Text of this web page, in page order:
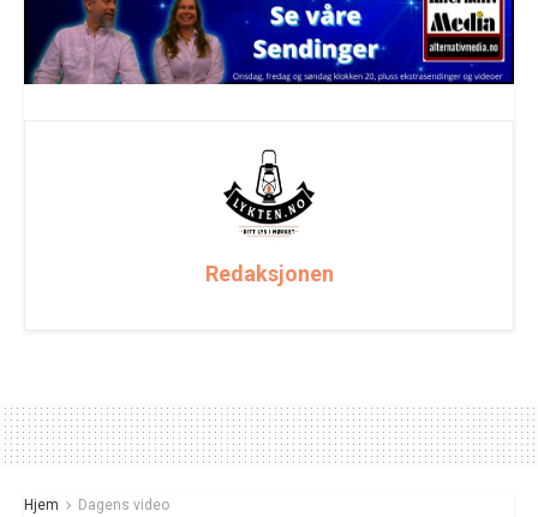
Redaksjonen
Hjem Dagens video